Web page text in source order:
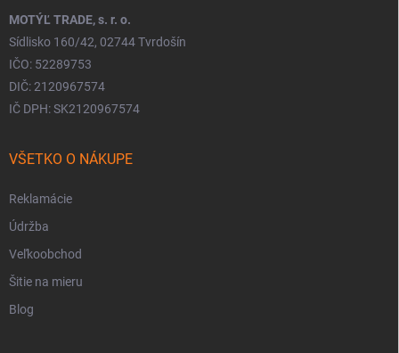
MOTÝĽ TRADE, s. r. o.
Sídlisko 160/42, 02744 Tvrdošín
IČO: 52289753
DIČ: 2120967574
IČ DPH: SK2120967574
VŠETKO O NÁKUPE
Reklamácie
Údržba
Veľkoobchod
Šitie na mieru
Blog